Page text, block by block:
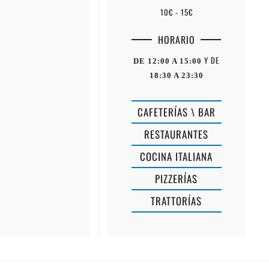
10€ - 15€
HORARIO
DE 12:00 A 15:00 Y DE
18:30 A 23:30
CAFETERÍAS \ BAR
RESTAURANTES
COCINA ITALIANA
PIZZERÍAS
TRATTORÍAS